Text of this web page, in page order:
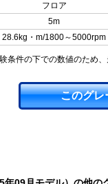
フロア
5m
28.6kg・m/1800～5000rpm
条件の下での数値のため
このグレ